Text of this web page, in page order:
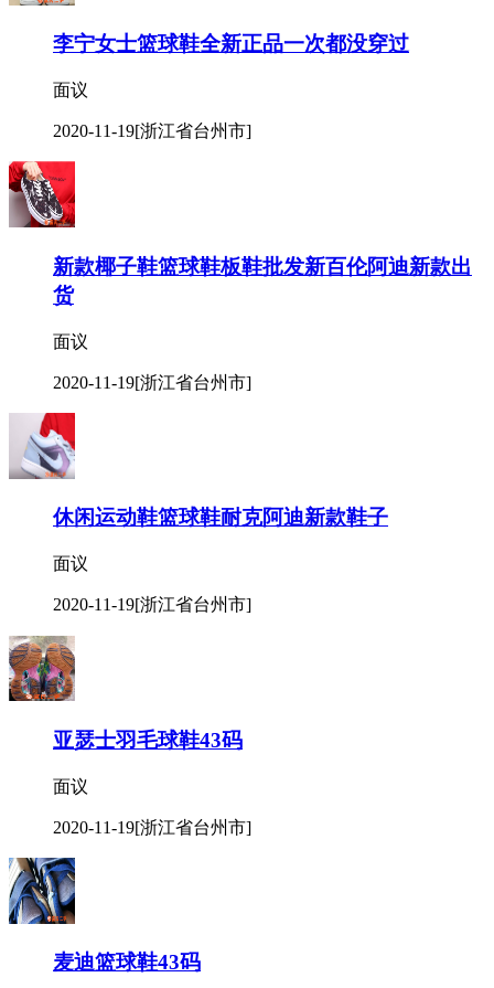
李宁女士篮球鞋全新正品一次都没穿过
面议
2020-11-19[浙江省台州市]
新款椰子鞋篮球鞋板鞋批发新百伦阿迪新款出
货
面议
2020-11-19[浙江省台州市]
休闲运动鞋篮球鞋耐克阿迪新款鞋子
面议
2020-11-19[浙江省台州市]
亚瑟士羽毛球鞋43码
面议
2020-11-19[浙江省台州市]
麦迪篮球鞋43码